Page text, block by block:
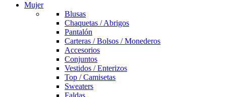
Mujer
Blusas
Chaquetas / Abrigos
Pantalón
Carteras / Bolsos / Monederos
Accesorios
Conjuntos
Vestidos / Enterizos
Top / Camisetas
Sweaters